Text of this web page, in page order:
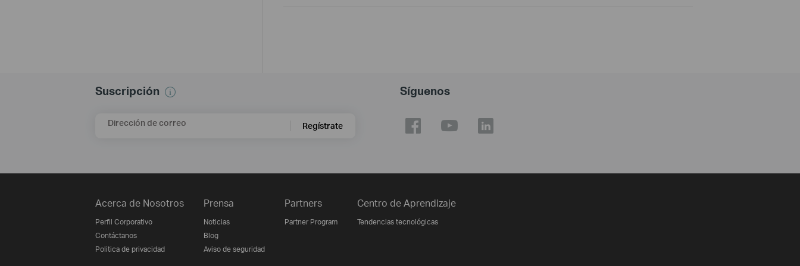
Suscripción
Dirección de correo Regístrate
Síguenos
Acerca de Nosotros
Perfil Corporativo
Contáctanos
Politica de privacidad
Prensa
Noticias
Blog
Aviso de seguridad
Partners
Partner Program
Centro de Aprendizaje
Tendencias tecnológicas